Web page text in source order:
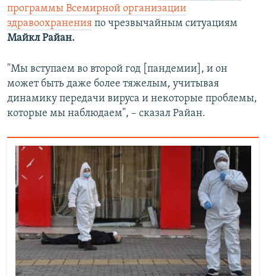
программы Всемирной организации
здравоохранения по чрезвычайным ситуациям
Майкл Райан.
"Мы вступаем во второй год [пандемии], и он
может быть даже более тяжелым, учитывая
динамику передачи вируса и некоторые проблемы,
которые мы наблюдаем", – сказал Райан.